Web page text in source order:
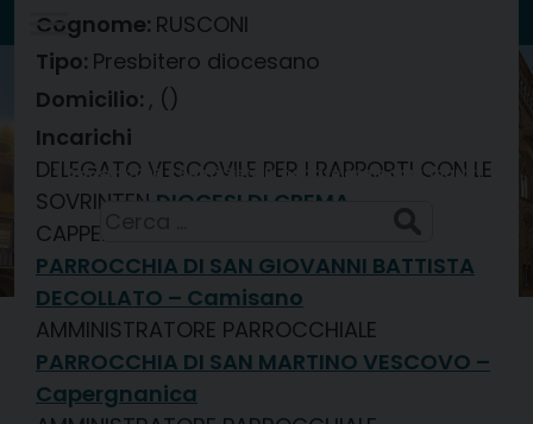
Skip
to
content
Diocesi di
CREMA
7 Agosto 2026 Santi Sisto II, papa, e compagni, martiri
Ricerca
per:
Cognome: RUSCONI
Tipo: Presbitero diocesano
, ()
Incarichi
DELEGATO VESCOVILE PER I RAPPORTI CON LE
SOVRINTEN DIOCESI DI CREMA
CAPPELLANO PRESSO PARROCCHIA
PARROCCHIA DI SAN GIOVANNI BATTISTA
DECOLLATO – Camisano
AMMINISTRATORE PARROCCHIALE
PARROCCHIA DI SAN MARTINO VESCOVO –
Capergnanica